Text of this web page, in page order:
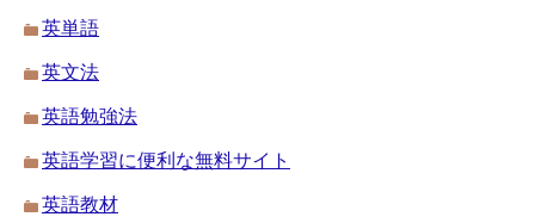
英単語
英文法
英語勉強法
英語学習に便利な無料サイト
英語教材